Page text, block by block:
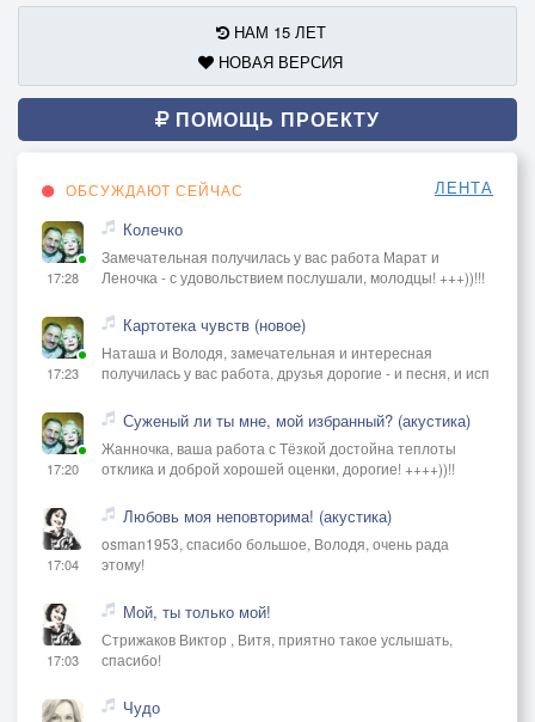
НАМ 15 ЛЕТ
НОВАЯ ВЕРСИЯ
ПОМОЩЬ ПРОЕКТУ
ОБСУЖДАЮТ СЕЙЧАС ЛЕНТА
17:28
Колечко
Замечательная получилась у вас работа Марат и
Леночка - с удовольствием послушали, молодцы! +++))!!!
17:23
Картотека чувств (новое)
Наташа и Володя, замечательная и интересная
получилась у вас работа, друзья дорогие - и песня, и исп
17:20
Суженый ли ты мне, мой избранный? (акустика)
Жанночка, ваша работа с Тёзкой достойна теплоты
отклика и доброй хорошей оценки, дорогие! ++++))!!
17:04
Любовь моя неповторима! (акустика)
osman1953, спасибо большое, Володя, очень рада
этому!
17:03
Мой, ты только мой!
Стрижаков Виктор , Витя, приятно такое услышать,
спасибо!
Чудо